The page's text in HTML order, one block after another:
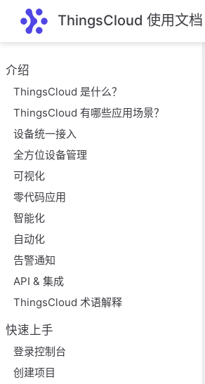
跳至主要內容ThingsCloud 使用文档
介绍
ThingsCloud 是什么？
ThingsCloud 有哪些应用场景？
设备统一接入
全方位设备管理
可视化
零代码应用
智能化
自动化
告警通知
API & 集成
ThingsCloud 术语解释
快速上手
登录控制台
创建项目